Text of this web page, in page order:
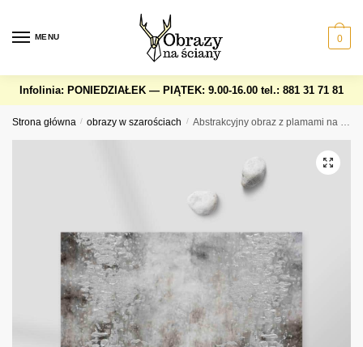
navigation
content
MENU 0
Infolinia: PONIEDZIAŁEK — PIĄTEK: 9.00-16.00 tel.: 881 31 71 81
Strona główna / obrazy w szarościach / Abstrakcyjny obraz z plamami na betonie